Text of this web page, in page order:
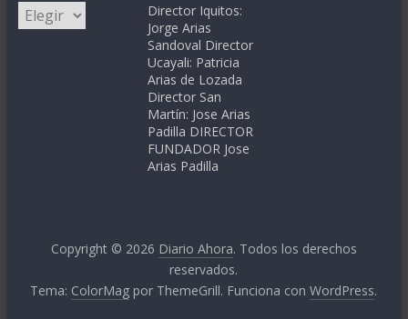
Categorías
Director Iquitos:
Jorge Arias
Sandoval Director
Ucayali: Patricia
Arias de Lozada
Director San
Martín: Jose Arias
Padilla DIRECTOR
FUNDADOR Jose
Arias Padilla
Copyright © 2026 Diario Ahora. Todos los derechos
reservados.
Tema: ColorMag por ThemeGrill. Funciona conWordPress.